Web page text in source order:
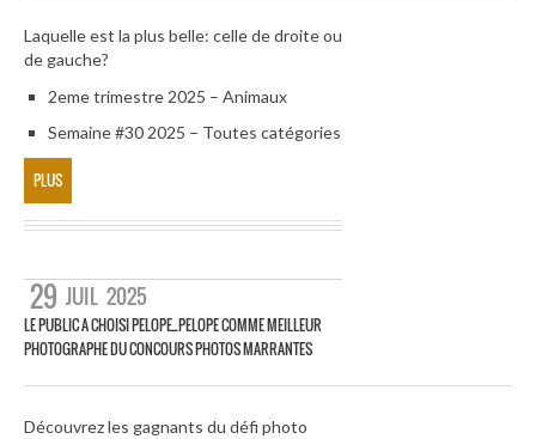
Laquelle est la plus belle: celle de droite ou
de gauche?
2eme trimestre 2025 – Animaux
Semaine #30 2025 – Toutes catégories
PLUS
29 JUIL 2025
LE PUBLIC A CHOISI PELOPE_PELOPE COMME MEILLEUR
PHOTOGRAPHE DU CONCOURS PHOTOS MARRANTES
Découvrez les gagnants du défi photo